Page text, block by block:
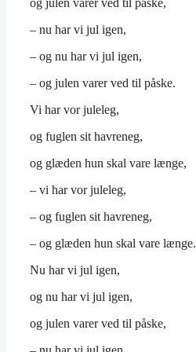
og julen varer ved til påske,
– nu har vi jul igen,
– og nu har vi jul igen,
– og julen varer ved til påske.
Vi har vor juleleg,
og fuglen sit havreneg,
og glæden hun skal vare længe,
– vi har vor juleleg,
– og fuglen sit havreneg,
– og glæden hun skal vare længe.
Nu har vi jul igen,
og nu har vi jul igen,
og julen varer ved til påske,